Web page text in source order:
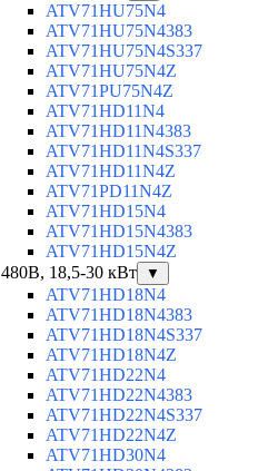
ATV71HU75N4
ATV71HU75N4383
ATV71HU75N4S337
ATV71HU75N4Z
ATV71PU75N4Z
ATV71HD11N4
ATV71HD11N4383
ATV71HD11N4S337
ATV71HD11N4Z
ATV71PD11N4Z
ATV71HD15N4
ATV71HD15N4383
ATV71HD15N4Z
480В, 18,5-30 кВт
▼
ATV71HD18N4
ATV71HD18N4383
ATV71HD18N4S337
ATV71HD18N4Z
ATV71HD22N4
ATV71HD22N4383
ATV71HD22N4S337
ATV71HD22N4Z
ATV71HD30N4